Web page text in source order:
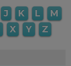
J K L
M
X Y Z